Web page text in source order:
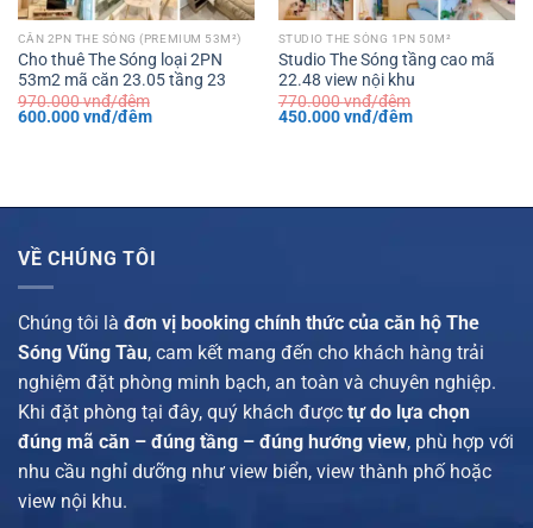
CĂN 2PN THE SÓNG (PREMIUM 53M²)
Cho thuê The Sóng loại 2PN
53m2 mã căn 23.05 tầng 23
970.000vnđ/đêm
Giá
600.000vnđ/đêmGiá
STUDIO THE SÓNG 1PN 50M²
Studio The Sóng tầng cao mã
22.48 view nội khu
770.000vnđ/đêm
Giá
450.000vnđ/đêmGiá
VỀ CHÚNG TÔI
Chúng tôi là đơn vị booking chính thức của căn hộ The
Sóng Vũng Tàu, cam kết mang đến cho khách hàng trải
nghiệm đặt phòng minh bạch, an toàn và chuyên nghiệp.
Khi đặt phòng tại đây, quý khách được tự do lựa chọn
đúng mã căn – đúng tầng – đúng hướng view, phù hợp với
nhu cầu nghỉ dưỡng như view biển, view thành phố hoặc
view nội khu.